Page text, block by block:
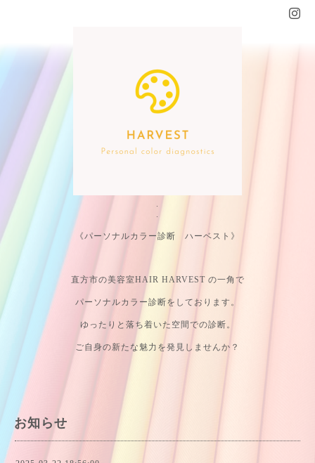
.
.
《パーソナルカラー診断 ハーベスト》
直方市の美容室HAIR HARVEST の一角で
パーソナルカラー診断をしております。
ゆったりと落ち着いた空間での診断。
ご自身の新たな魅力を発見しませんか？
お知らせ